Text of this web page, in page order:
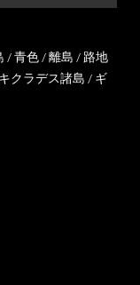
/青色/離島 / 路地
キクラデス諸島 / ギ